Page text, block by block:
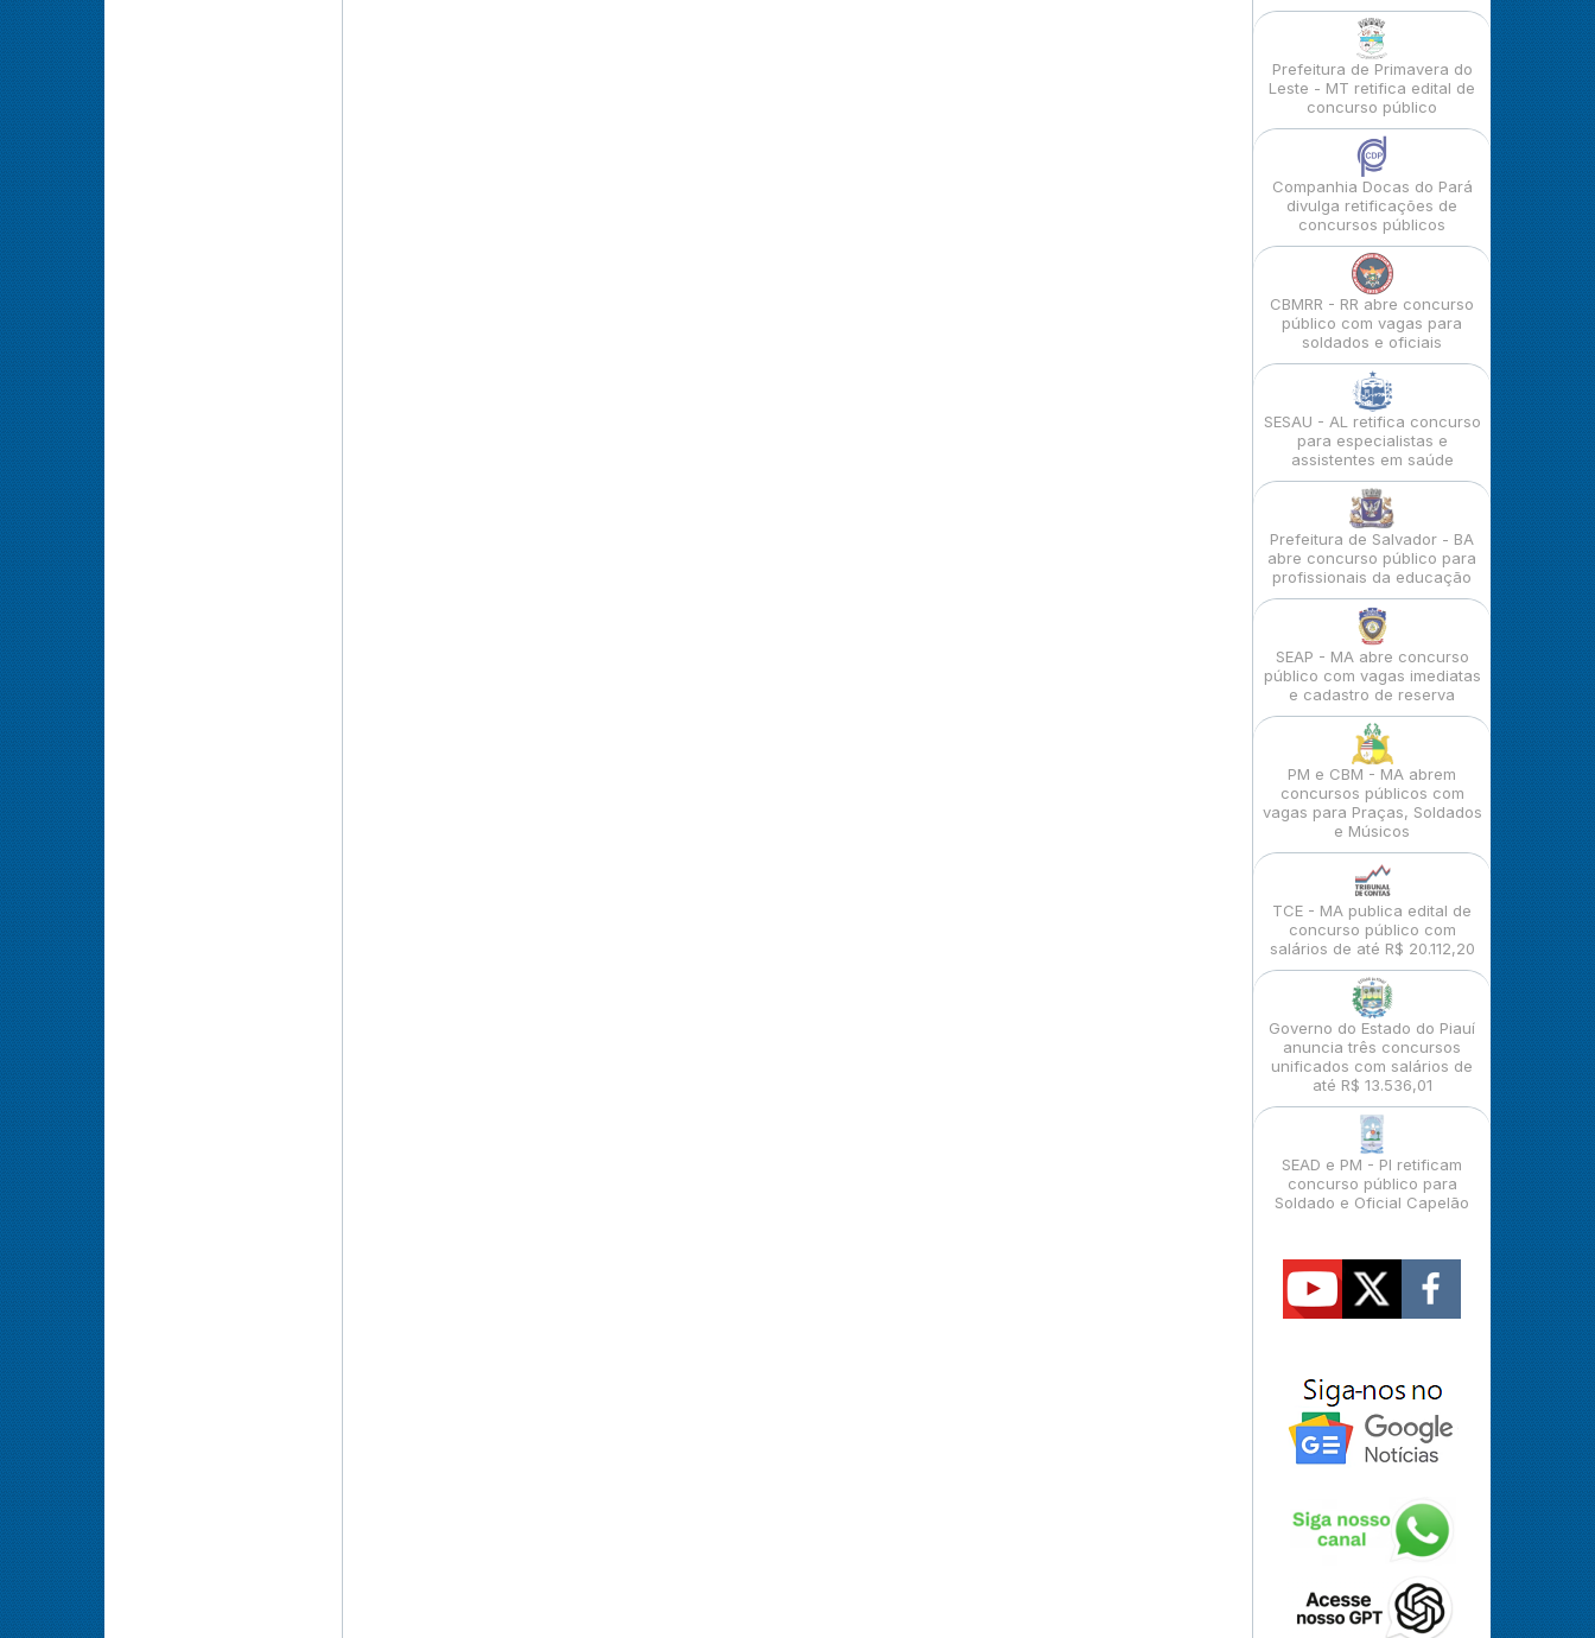
Prefeitura de Primavera do
Leste - MT retifica edital de
concurso público
Companhia Docas do Pará
divulga retificações de
concursos públicos
CBMRR - RR abre concurso
público com vagas para
soldados e oficiais
SESAU - AL retifica concurso
para especialistas e
assistentes em saúde
Prefeitura de Salvador - BA
abre concurso público para
profissionais da educação
SEAP - MA abre concurso
público com vagas imediatas
e cadastro de reserva
PM e CBM - MA abrem
concursos públicos com
vagas para Praças, Soldados
e Músicos
TCE - MA publica edital de
concurso público com
salários de até R$ 20.112,20
Governo do Estado do Piauí
anuncia três concursos
unificados com salários de
até R$ 13.536,01
SEAD e PM - PI retificam
concurso público para
Soldado e Oficial Capelão